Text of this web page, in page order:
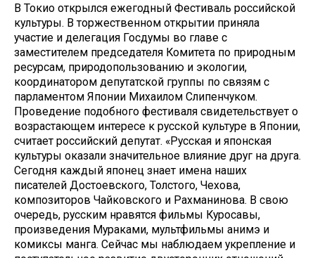
В Токио открылся ежегодный Фестиваль российской
культуры. В торжественном открытии приняла
участие и делегация Госдумы во главе с
заместителем председателя Комитета по природным
ресурсам, природопользованию и экологии,
координатором депутатской группы по связям с
парламентом Японии Михаилом Слипенчуком.
Проведение подобного фестиваля свидетельствует о
возрастающем интересе к русской культуре в Японии,
считает российский депутат. «Русская и японская
культуры оказали значительное влияние друг на друга.
Сегодня каждый японец знает имена наших
писателей Достоевского, Толстого, Чехова,
композиторов Чайковского и Рахманинова. В свою
очередь, русским нравятся фильмы Куросавы,
произведения Мураками, мультфильмы анимэ и
комиксы манга. Сейчас мы наблюдаем укрепление и